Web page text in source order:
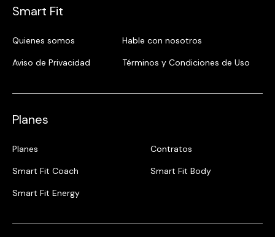
Smart Fit
Quienes somos
Hable con nosotros
Aviso de Privacidad
Términos y Condiciones de Uso
Planes
Planes
Contratos
Smart Fit Coach
Smart Fit Body
Smart Fit Energy